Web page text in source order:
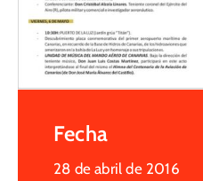
Fecha
28 de abril de 2016